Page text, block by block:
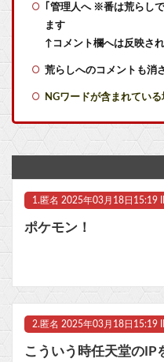
【艦これ】煙幕してんの
【艦これ】バニ黒潮親潮 他
【艦これ】デイス 他
【知ってた】『ヤニねこ
【悲報】「Beast of
【にじさんじ】早乙女ベ
｢管理人へ ※番は荒らし
ます
↑コメント欄へは反映さ
荒らしへのコメントも消
NGワードが含まれてい
1. 匿名 2025年03月18日15:19
ポケモン！
2. 匿名 2025年03月18日15:19
こういう時任天堂のIP